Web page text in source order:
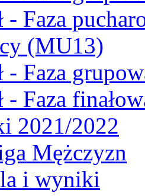
- Faza
(MU13)
- Faza
- Faza
2021/2022
Mężczyzn
i wyniki